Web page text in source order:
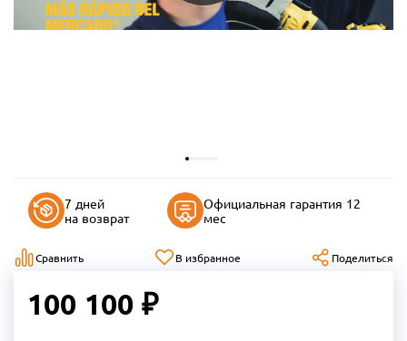
7 дней
на возврат
Официальная гарантия 12
мес
Сравнить В избранное Поделиться
100 100 ₽